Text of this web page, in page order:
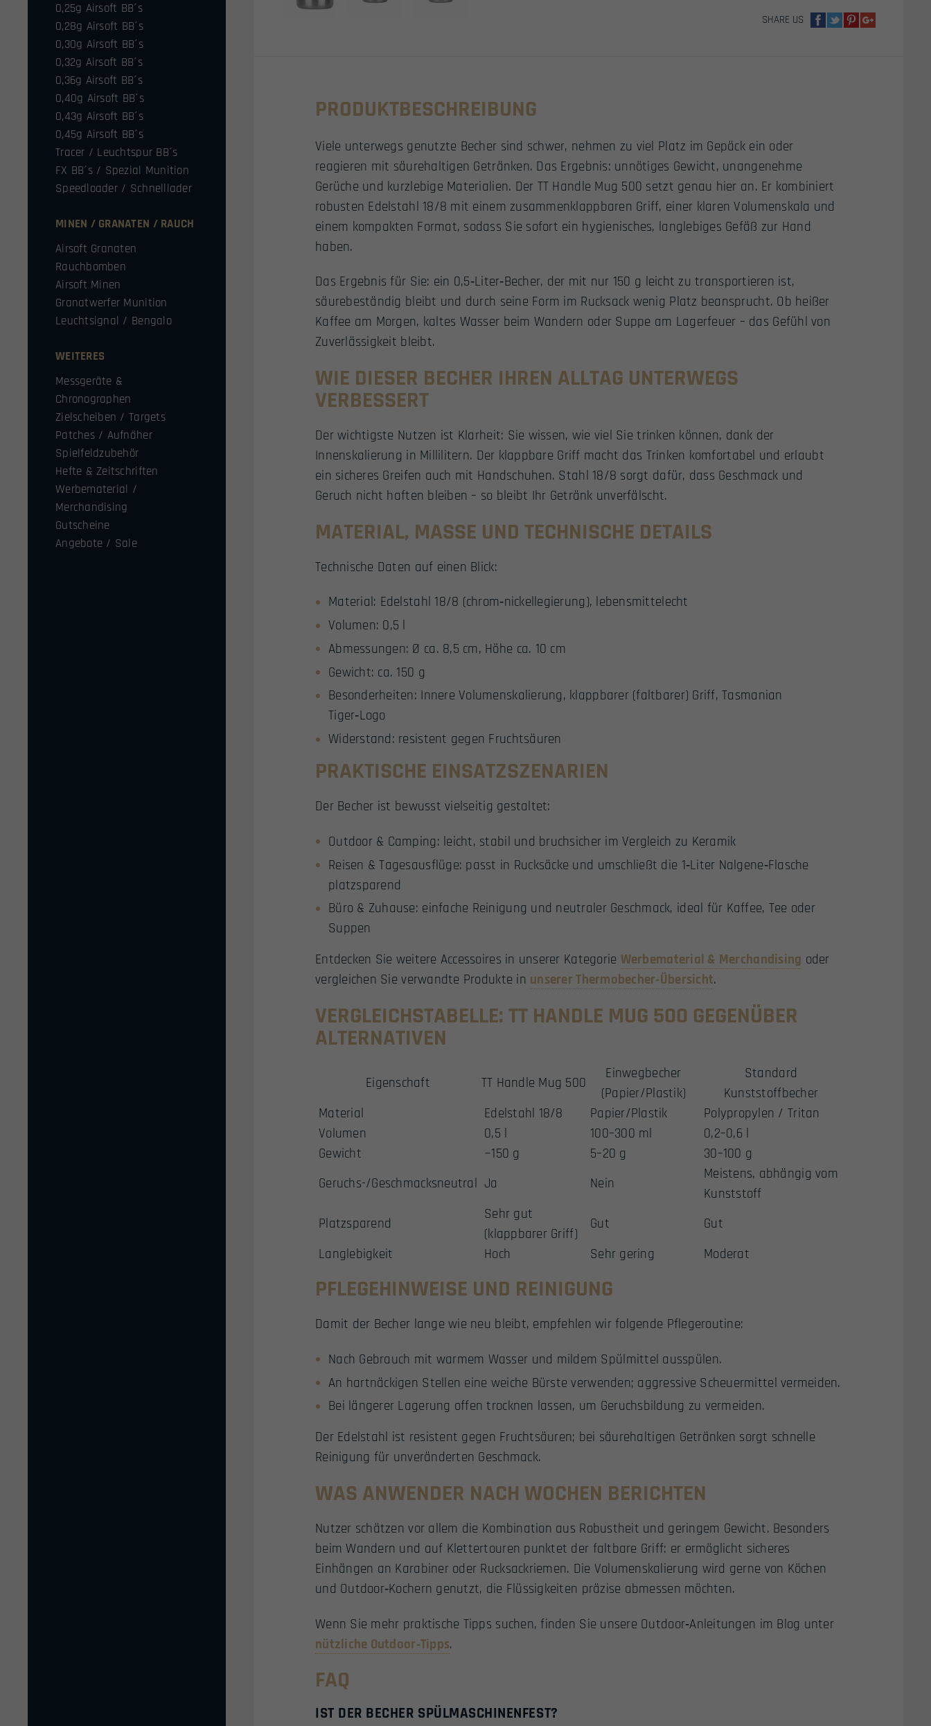
0,25g Airsoft BB´s
0,28g Airsoft BB´s
0,30g Airsoft BB´s
0,32g Airsoft BB´s
0,36g Airsoft BB´s
0,40g Airsoft BB´s
0,43g Airsoft BB´s
0,45g Airsoft BB´s
Tracer / Leuchtspur BB´s
FX BB´s / Spezial Munition
Speedloader / Schnelllader
MINEN / GRANATEN / RAUCH
Airsoft Granaten
Rauchbomben
Airsoft Minen
Granatwerfer Munition
Leuchtsignal / Bengalo
WEITERES
Messgeräte &
Chronographen
Zielscheiben / Targets
Patches / Aufnäher
Spielfeldzubehör
Hefte & Zeitschriften
Werbematerial /
Merchandising
Gutscheine
Angebote / Sale
SHARE US
PRODUKTBESCHREIBUNG
Viele unterwegs genutzte Becher sind schwer, nehmen zu viel Platz im Gepäck ein oder
reagieren mit säurehaltigen Getränken. Das Ergebnis: unnötiges Gewicht, unangenehme
Gerüche und kurzlebige Materialien. Der TT Handle Mug 500 setzt genau hier an. Er kombiniert
robusten Edelstahl 18/8 mit einem zusammenklappbaren Griff, einer klaren Volumenskala und
einem kompakten Format, sodass Sie sofort ein hygienisches, langlebiges Gefäß zur Hand
haben.
Das Ergebnis für Sie: ein 0,5‑Liter‑Becher, der mit nur 150 g leicht zu transportieren ist,
säurebeständig bleibt und durch seine Form im Rucksack wenig Platz beansprucht. Ob heißer
Kaffee am Morgen, kaltes Wasser beim Wandern oder Suppe am Lagerfeuer – das Gefühl von
Zuverlässigkeit bleibt.
WIE DIESER BECHER IHREN ALLTAG UNTERWEGS
VERBESSERT
Der wichtigste Nutzen ist Klarheit: Sie wissen, wie viel Sie trinken können, dank der
Innenskalierung in Millilitern. Der klappbare Griff macht das Trinken komfortabel und erlaubt
ein sicheres Greifen auch mit Handschuhen. Stahl 18/8 sorgt dafür, dass Geschmack und
Geruch nicht haften bleiben – so bleibt Ihr Getränk unverfälscht.
MATERIAL, MASSE UND TECHNISCHE DETAILS
Technische Daten auf einen Blick:
Material: Edelstahl 18/8 (chrom‑nickellegierung), lebensmittelecht
Volumen: 0,5 l
Abmessungen: Ø ca. 8,5 cm, Höhe ca. 10 cm
Gewicht: ca. 150 g
Besonderheiten: Innere Volumenskalierung, klappbarer (faltbarer) Griff, Tasmanian
Tiger‑Logo
Widerstand: resistent gegen Fruchtsäuren
PRAKTISCHE EINSATZSZENARIEN
Der Becher ist bewusst vielseitig gestaltet:
Outdoor & Camping: leicht, stabil und bruchsicher im Vergleich zu Keramik
Reisen & Tagesausflüge: passt in Rucksäcke und umschließt die 1‑Liter Nalgene‑Flasche
platzsparend
Büro & Zuhause: einfache Reinigung und neutraler Geschmack, ideal für Kaffee, Tee oder
Suppen
Entdecken Sie weitere Accessoires in unserer Kategorie Werbematerial & Merchandising oder
vergleichen Sie verwandte Produkte in unserer Thermobecher‑Übersicht.
VERGLEICHSTABELLE: TT HANDLE MUG 500 GEGENÜBER
ALTERNATIVEN
Eigenschaft TT Handle Mug 500
Einwegbecher
(Papier/Plastik)
Standard
Kunststoffbecher
Material
Edelstahl 18/8 Papier/Plastik
Polypropylen / Tritan
Volumen
0,5 l 100–300 ml
0,2–0,6 l
Gewicht
~150 g 5–20 g
30–100 g
Geruchs-/Geschmacksneutral Ja Nein
Meistens, abhängig vom
Kunststoff
Platzsparend
Sehr gut
(klappbarer Griff)
Gut
Gut
Langlebigkeit
Hoch Sehr gering Moderat
PFLEGEHINWEISE UND REINIGUNG
Damit der Becher lange wie neu bleibt, empfehlen wir folgende Pflegeroutine:
Nach Gebrauch mit warmem Wasser und mildem Spülmittel ausspülen.
An hartnäckigen Stellen eine weiche Bürste verwenden; aggressive Scheuermittel vermeiden.
Bei längerer Lagerung offen trocknen lassen, um Geruchsbildung zu vermeiden.
Der Edelstahl ist resistent gegen Fruchtsäuren; bei säurehaltigen Getränken sorgt schnelle
Reinigung für unveränderten Geschmack.
WAS ANWENDER NACH WOCHEN BERICHTEN
Nutzer schätzen vor allem die Kombination aus Robustheit und geringem Gewicht. Besonders
beim Wandern und auf Klettertouren punktet der faltbare Griff: er ermöglicht sicheres
Einhängen an Karabiner oder Rucksackriemen. Die Volumenskalierung wird gerne von Köchen
und Outdoor‑Kochern genutzt, die Flüssigkeiten präzise abmessen möchten.
Wenn Sie mehr praktische Tipps suchen, finden Sie unsere Outdoor‑Anleitungen im Blog unter
nützliche Outdoor‑Tipps.
FAQ
IST DER BECHER SPÜLMASCHINENFEST?